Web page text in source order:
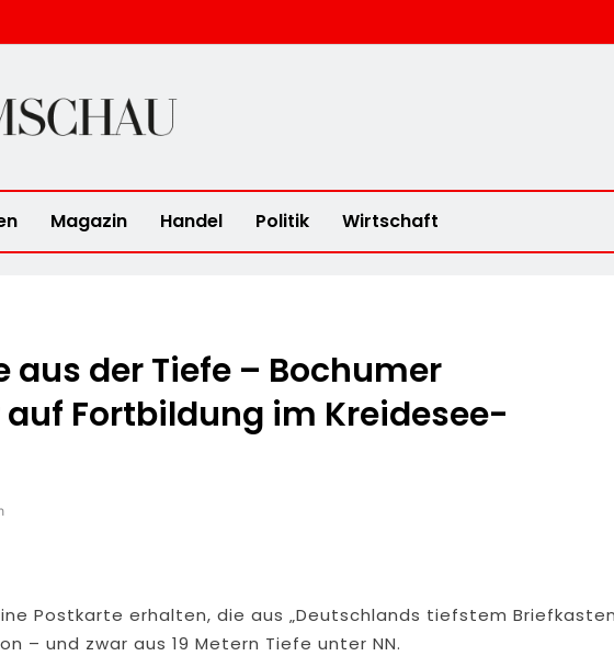
Magazin Handel Politik Wirtschaft
aus der Tiefe – Bochumer
Fortbildung im Kreidesee-
Postkarte erhalten, die aus „Deutschlands tiefstem
– und zwar aus 19 Metern Tiefe unter NN.